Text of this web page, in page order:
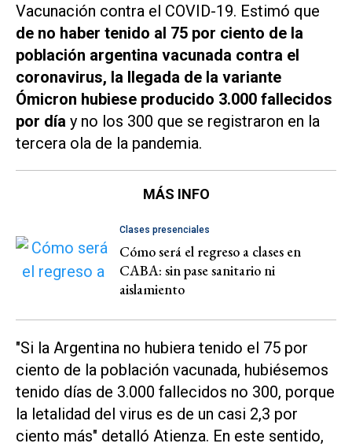
Vacunación contra el COVID-19. Estimó que
de no haber tenido al 75 por ciento de la
población argentina vacunada contra el
coronavirus, la llegada de la variante
Ómicron hubiese producido 3.000 fallecidos
por día y no los 300 que se registraron en la
tercera ola de la pandemia.
MÁS INFO
Clases presenciales
Cómo será el regreso a clases en
CABA: sin pase sanitario ni
aislamiento
"Si la Argentina no hubiera tenido el 75 por
ciento de la población vacunada, hubiésemos
tenido días de 3.000 fallecidos no 300, porque
la letalidad del virus es de un casi 2,3 por
ciento más" detalló Atienza. En este sentido,